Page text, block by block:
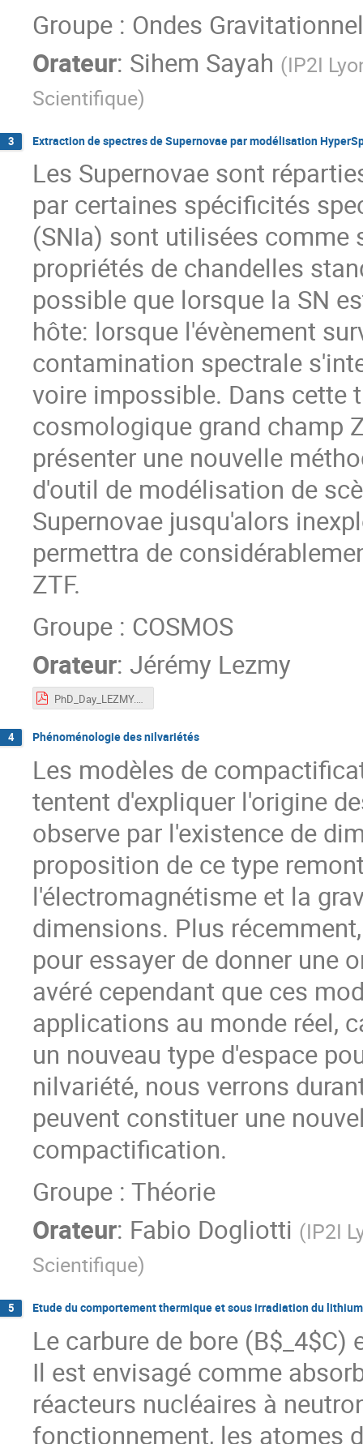
Groupe : Ondes
Orateur: Sihem Sayah (IP2I
Scientifique)
3 Extraction de spectres de Supernovae par modélisation
Les Supernovae sont
par certaines spécificités
(SNIa) sont utilisées
propriétés de chandelles
possible que lorsque la SN
hôte: lorsque l'évènement
contamination spectrale
voire impossible. Dans cette
cosmologique grand champ
présenter une nouvelle
d'outil de modélisation de
Supernovae jusqu'alors
permettra de
ZTF.
Groupe : COSMOS
Orateur: Jérémy Lezmy
PhD_Day_LEZMY.pdf
4 Phénoménologie des nilvariétés
Les modèles de
tentent d'expliquer l'origine
observe par l'existence de
proposition de ce type
l'électromagnétisme et la
dimensions. Plus
pour essayer de donner une
avéré cependant que ces
applications au monde réel,
un nouveau type d'espace
nilvariété, nous verrons
peuvent constituer une
compactification.
Groupe : Théorie
Orateur: Fabio Dogliotti (IP2I
Scientifique)
5 Etude du comportement thermique et sous irradiation du
Le carbure de bore
Il est envisagé comme
réacteurs nucléaires à
fonctionnement, les atomes